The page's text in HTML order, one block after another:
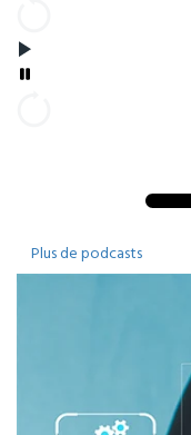
Plus de podcasts